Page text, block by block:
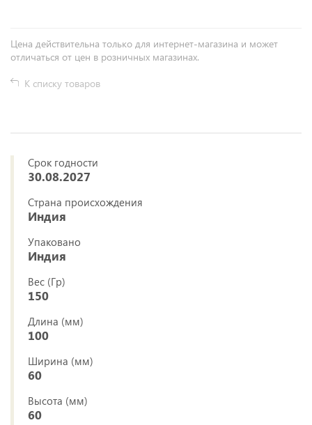
Цена действительна только для интернет-магазина и может
отличаться от цен в розничных магазинах.
К списку товаров
Срок годности
30.08.2027
Страна происхождения
Индия
Упаковано
Индия
Вес (Гр)
150
Длина (мм)
100
Ширина (мм)
60
Высота (мм)
60